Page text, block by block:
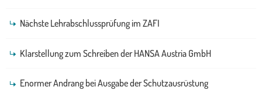
Nächste Lehrabschlussprüfung im ZAFI
Klarstellung zum Schreiben der HANSA Austria GmbH
Enormer Andrang bei Ausgabe der Schutzausrüstung